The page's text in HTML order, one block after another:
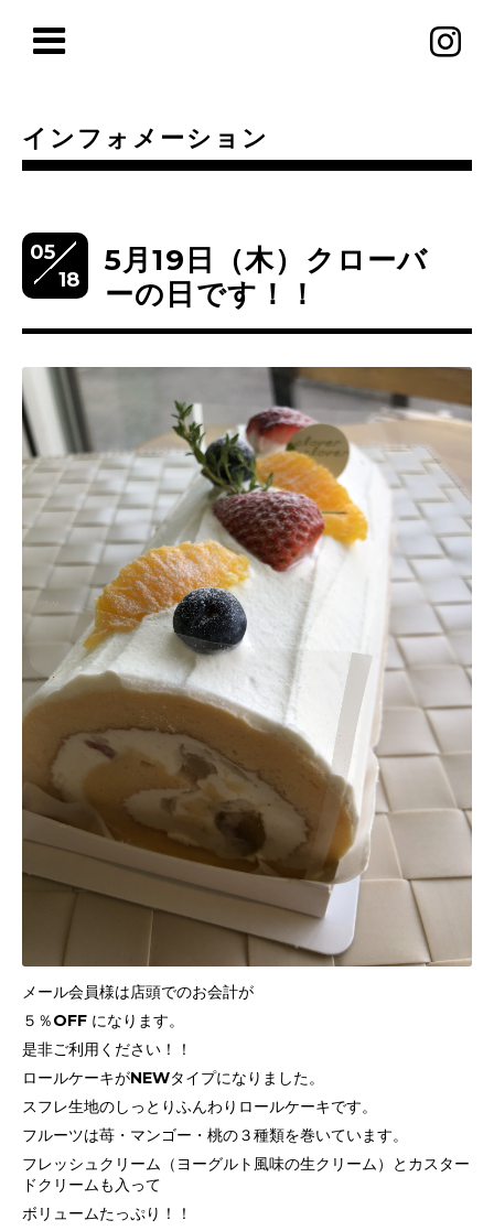
インフォメーション
05
18
5月19日（木）クローバ
ーの日です！！
メール会員様は店頭でのお会計が
５％OFF になります。
是非ご利用ください！！
ロールケーキがNEWタイプになりました。
スフレ生地のしっとりふんわりロールケーキです。
フルーツは苺・マンゴー・桃の３種類を巻いています。
フレッシュクリーム（ヨーグルト風味の生クリーム）とカスター
ドクリームも入って
ボリュームたっぷり！！